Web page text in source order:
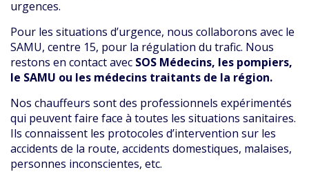
urgences.
Pour les situations d’urgence, nous collaborons avec le
SAMU, centre 15, pour la régulation du trafic. Nous
restons en contact avec SOS Médecins, les pompiers,
le SAMU ou les médecins traitants de la région.
Nos chauffeurs sont des professionnels expérimentés
qui peuvent faire face à toutes les situations sanitaires.
Ils connaissent les protocoles d’intervention sur les
accidents de la route, accidents domestiques, malaises,
personnes inconscientes, etc.